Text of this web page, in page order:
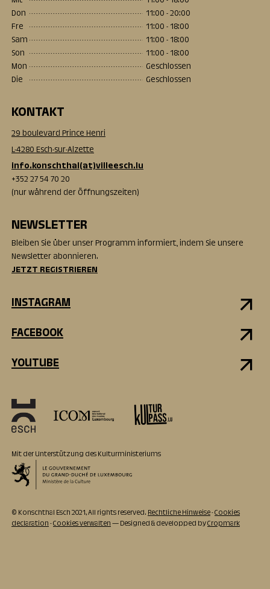
Don
11:00 - 20:00
Fre
11:00 - 18:00
Sam
11:00 - 18:00
Son
11:00 - 18:00
Mon
Geschlossen
Die
Geschlossen
KONTAKT
29 boulevard Prince Henri
L-4280 Esch-sur-Alzette
info.konschthal(at)villeesch.lu
+352 27 54 70 20
(nur während der Öffnungszeiten)
NEWSLETTER
Bleiben Sie über unser Programm informiert, indem Sie unsere
Newsletter abonnieren.
JETZT REGISTRIEREN
INSTAGRAM
FACEBOOK
YOUTUBE
Mit der Unterstützung des Kulturministeriums
© Konschthal Esch 2021, All rights reserved.Rechtliche Hinweise-Cookies
declaration-Cookies verwalten— Designed & developped byCropmark